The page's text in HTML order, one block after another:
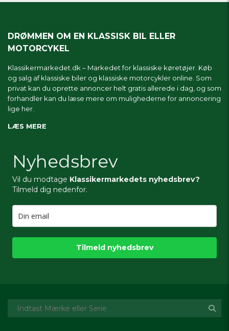
DRØMMEN OM EN KLASSISK BIL ELLER
MOTORCYKEL
Klassikermarkedet.dk – Markedet for klassiske køretøjer. Køb
og salg af klassiske biler og klassiske motorcykler online. Som
privat kan du oprette annoncer helt gratis allerede i dag, og som
forhandler kan du læse mere om mulighederne for annoncering
lige her.
LÆS MERE
Nyhedsbrev
Vil du modtage Klassikermarkedets nyhedsbrev?
Tilmeld dig nedenfor.
Tilmeld nyhedsbrev